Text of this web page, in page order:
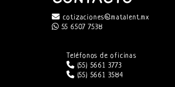
cotizaciones@matalent.mx
55 6507 7538
Teléfonos de oficinas
(55) 5661 3773
(55) 5661 3584